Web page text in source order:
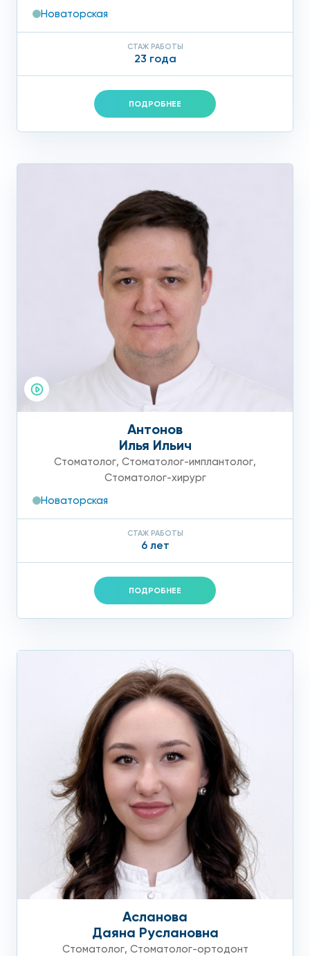
Новаторская
СТАЖ РАБОТЫ
23 года
ПОДРОБНЕЕ
Антонов
Илья Ильич
Стоматолог, Стоматолог-имплантолог,
Стоматолог-хирург
Новаторская
СТАЖ РАБОТЫ
6 лет
ПОДРОБНЕЕ
Асланова
Даяна Руслановна
Стоматолог, Стоматолог-ортодонт